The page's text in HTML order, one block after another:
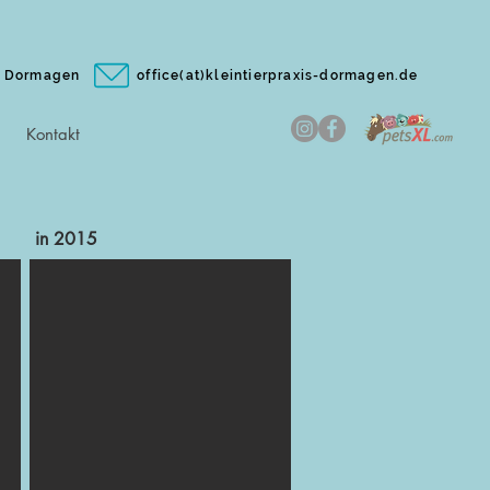
Dormagen office(at)kleintierpraxis-dormagen.de
Kontakt
in 2015